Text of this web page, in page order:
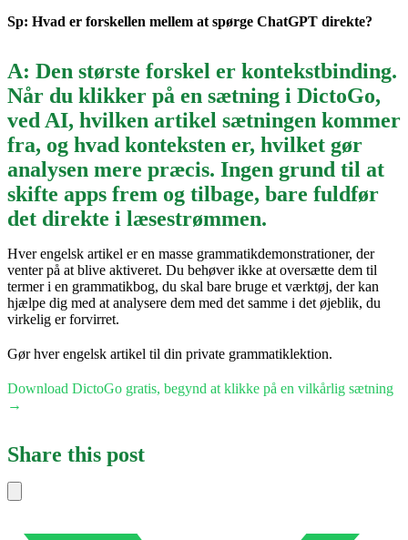
Sp: Hvad er forskellen mellem at spørge ChatGPT direkte?
A: Den største forskel er kontekstbinding.
Når du klikker på en sætning i DictoGo,
ved AI, hvilken artikel sætningen kommer
fra, og hvad konteksten er, hvilket gør
analysen mere præcis. Ingen grund til at
skifte apps frem og tilbage, bare fuldfør
det direkte i læsestrømmen.
Hver engelsk artikel er en masse grammatikdemonstrationer, der
venter på at blive aktiveret. Du behøver ikke at oversætte dem til
termer i en grammatikbog, du skal bare bruge et værktøj, der kan
hjælpe dig med at analysere dem med det samme i det øjeblik, du
virkelig er forvirret.
Gør hver engelsk artikel til din private grammatiklektion.
Download DictoGo gratis, begynd at klikke på en vilkårlig sætning
→
Share this post